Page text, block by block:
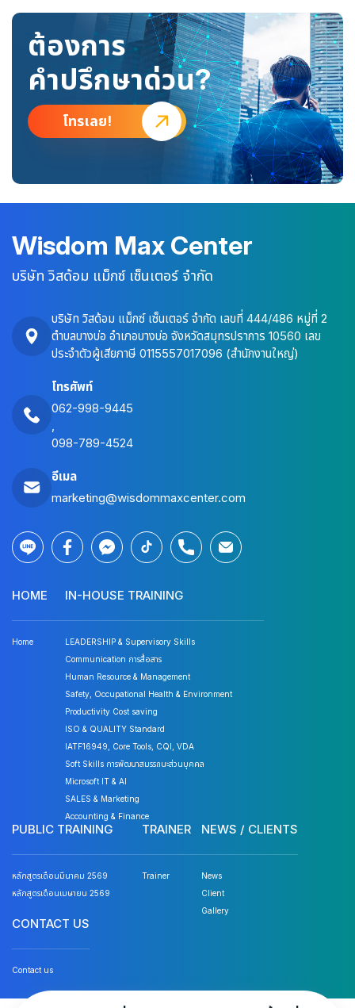
ต้องการ
คำปรึกษาด่วน?
โทรเลย!
Wisdom Max Center
บริษัท วิสด้อม แม็กซ์ เซ็นเตอร์ จำกัด
บริษัท วิสด้อม แม็กซ์ เซ็นเตอร์ จำกัด เลขที่ 444/486 หมู่ที่ 2
ตำบลบางบ่อ อำเภอบางบ่อ จังหวัดสมุทรปราการ 10560 เลข
ประจำตัวผู้เสียภาษี 0115557017096 (สำนักงานใหญ่)
โทรศัพท์
062-998-9445
098-789-4524
อีเมล
marketing@wisdommaxcenter.com
HOME
Home
IN-HOUSE TRAINING
LEADERSHIP & Supervisory Skills
Communication การสื่อสาร
Human Resource & Management
Safety, Occupational Health & Environment
Productivity Cost saving
ISO & QUALITY Standard
IATF16949, Core Tools, CQI, VDA
Soft Skills การพัฒนาสมรรถนะส่วนบุคคล
Microsoft IT & AI
SALES & Marketing
Accounting & Finance
PUBLIC TRAINING
หลักสูตรเดือนมีนาคม 2569
หลักสูตรเดือนเมษายน 2569
TRAINER
Trainer
NEWS / CLIENTS
News
Client
Gallery
CONTACT US
Contact us